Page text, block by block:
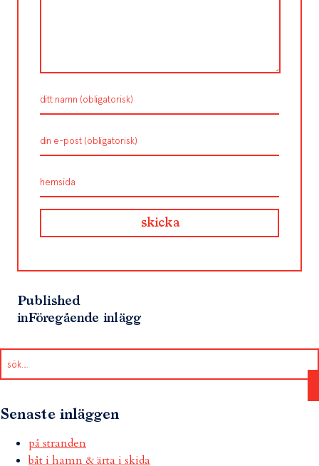
Published
inFöregående inlägg
Senaste inläggen
på stranden
båt i hamn & ärta i skida